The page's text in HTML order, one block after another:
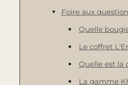
Foire aux
Quelle
Le coffret
Quelle est la
La gamme